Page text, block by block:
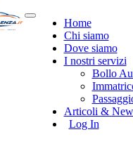
Home
Chi siamo
Dove siamo
I nostri servizi
Bollo
Articoli &
Log In